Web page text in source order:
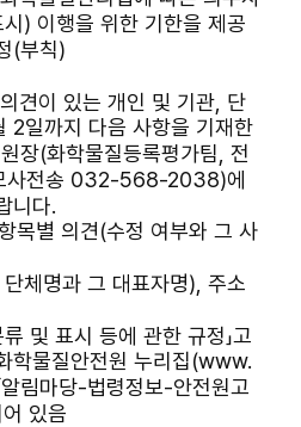
) 이행을 위한 기한을 제공
(부칙)
견이 있는 개인 및 기관, 단
일까지 다음 사항을 기재한
장(화학물질등록평가팀, 전
전송 032-568-2038)에
니다.
별 의견(수정 여부와 그 사
체명과 그 대표자명), 주소
및 표시 등에 관한 규정」고
학물질안전원 누리집(www.
림마당-법령정보-안전원고
있음